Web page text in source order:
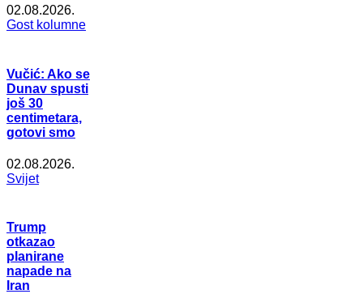
02.08.2026.
Gost kolumne
Vučić: Ako se
Dunav spusti
još 30
centimetara,
gotovi smo
02.08.2026.
Svijet
Trump
otkazao
planirane
napade na
Iran